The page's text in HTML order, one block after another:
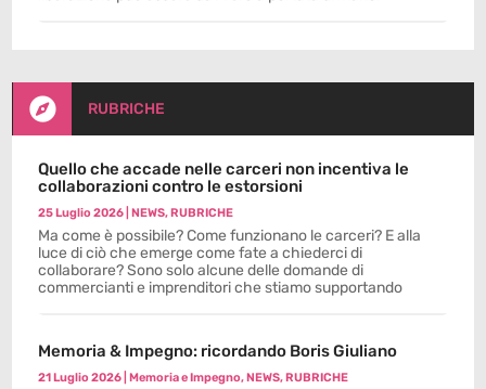
 RUBRICHE
Quello che accade nelle carceri non incentiva le
collaborazioni contro le estorsioni
25 Luglio 2026 |NEWS,RUBRICHE
Ma come è possibile? Come funzionano le carceri? E alla
luce di ciò che emerge come fate a chiederci di
collaborare? Sono solo alcune delle domande di
commercianti e imprenditori che stiamo supportando
Memoria & Impegno: ricordando Boris Giuliano
21 Luglio 2026 |Memoria e Impegno,NEWS,RUBRICHE